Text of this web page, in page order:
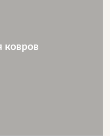
ковров